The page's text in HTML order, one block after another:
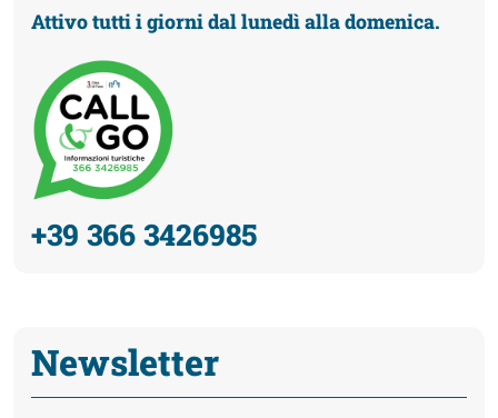
Attivo tutti i giorni dal lunedì alla domenica.
+39 366 3426985
Newsletter